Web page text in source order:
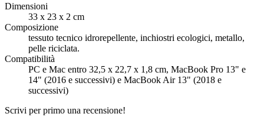
Dimensioni
33 x 23 x 2 cm
Composizione
tessuto tecnico idrorepellente, inchiostri ecologici, metallo,
pelle riciclata.
Compatibilità
PC e Mac entro 32,5 x 22,7 x 1,8 cm, MacBook Pro 13" e
14" (2016 e successivi) e MacBook Air 13" (2018 e
successivi)
Scrivi per primo una recensione!